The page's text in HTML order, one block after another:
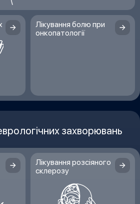
Лікування болю при
онкопатології
захворювань
Лікування розсіяного
склерозу